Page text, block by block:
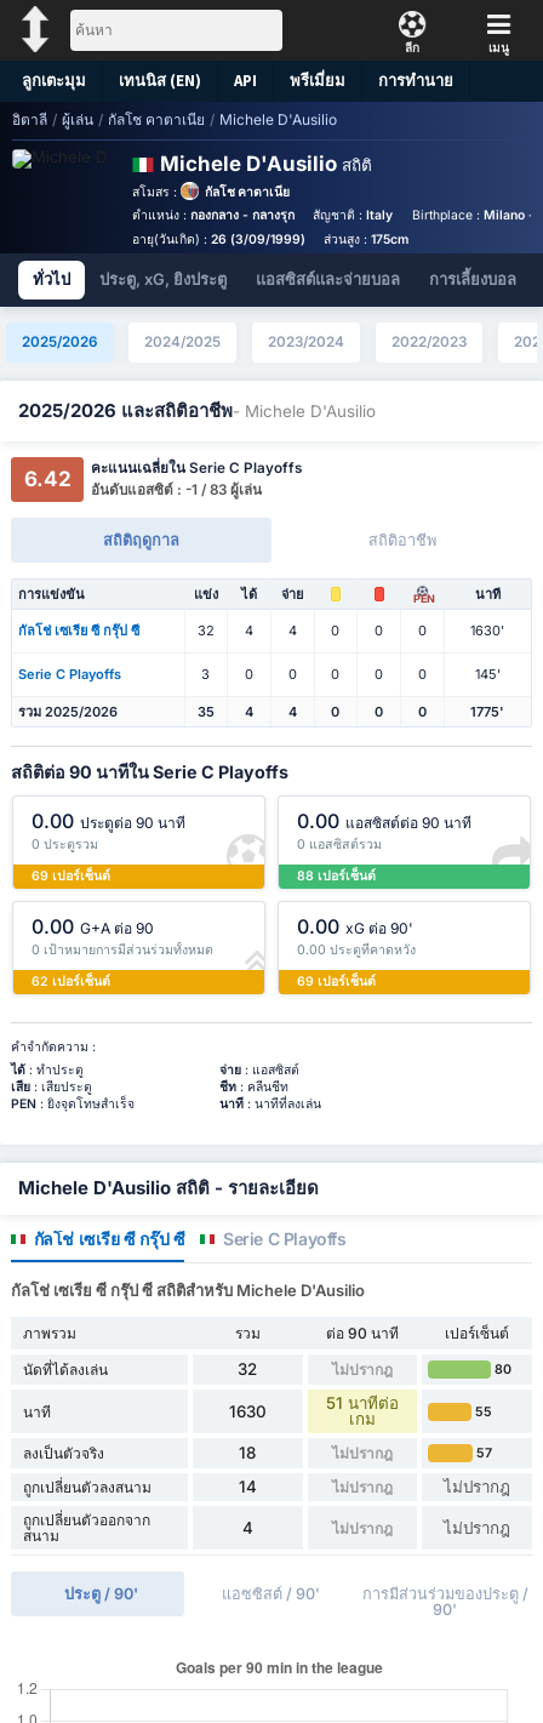
ลีก เมนู
ลูกเตะมุม เทนนิส (EN) API พรีเมี่ยม การทำนาย
อิตาลี / ผู้เล่น / กัลโช คาตาเนีย / Michele D'Ausilio
Michele D'Ausilio สถิติ
สโมสร :
กัลโช คาตาเนีย
ตำแหน่ง : กองกลาง - กลางรุก สัญชาติ :Italy Birthplace : Milano -
อายุ(วันเกิด) : 26 (3/09/1999) ส่วนสูง :175cm
ทั่วไป ประตู, xG, ยิงประตู แอสซิสต์และจ่ายบอล การเลี้ยงบอล
2025/2026 2024/2025 2023/2024 2022/2023
2025/2026 และสถิติอาชีพ- Michele D'Ausilio
6.42
คะแนนเฉลี่ยใน Serie C Playoffs
อันดับแอสซิต์ : -1 / 83 ผู้เล่น
สถิติฤดูกาล สถิติอาชีพ
การแข่งขัน แข่ง ได้ จ่าย PEN นาที
กัลโช่ เซเรีย ซี กรุ๊ป ซี 32 4 4 0 0 0 1630'
Serie C Playoffs 3 0 0 0 0 0 145'
รวม 2025/2026 35 4 4 0 0 0 1775'
สถิติต่อ 90 นาทีใน Serie C Playoffs
0.00 ประตูต่อ 90 นาที
0 ประตูรวม
69 เปอร์เซ็นต์
0.00 แอสซิสต์ต่อ 90 นาที
0 แอสซิสต์รวม
88 เปอร์เซ็นต์
0.00 G+A ต่อ 90
0 เป้าหมายการมีส่วนร่วมทั้งหมด
62 เปอร์เซ็นต์
0.00 xG ต่อ 90'
0.00 ประตูที่คาดหวัง
69 เปอร์เซ็นต์
คำจำกัดความ :
ได้: ทำประตู จ่าย: แอสซิสต์
เสีย: เสียประตู ชีท: คลีนชีท
PEN: ยิงจุดโทษสำเร็จ นาที: นาทีที่ลงเล่น
Michele D'Ausilio สถิติ - รายละเอียด
กัลโช่ เซเรีย ซี กรุ๊ป ซี Serie C Playoffs
กัลโช่ เซเรีย ซี กรุ๊ป ซี สถิติสำหรับ Michele D'Ausilio
ภาพรวม รวม ต่อ 90 นาที
เปอร์เซ็นต์
นัดที่ได้ลงเล่น
32 ไม่ปรากฎ 80
นาที 1630
51 นาทีต่อ
เกม
55
ลงเป็นตัวจริง 18 ไม่ปรากฎ 57
ถูกเปลี่ยนตัวลงสนาม 14 ไม่ปรากฎ ไม่ปรากฎ
ถูกเปลี่ยนตัวออกจาก
สนาม
4 ไม่ปรากฎ ไม่ปรากฎ
ประตู / 90' แอซซิสต์ / 90'
การมีส่วนร่วมของประตู /
90'